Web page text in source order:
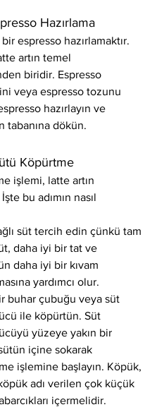
Hazırlama
espresso hazırlamaktır.
artın temel
biridir. Espresso
veya espresso tozunu
hazırlayın ve
tabanına dökün.
Köpürtme
işlemi, latte artın
bu adımın nasıl
süt tercih edin çünkü tam
daha iyi bir tat ve
daha iyi bir kıvam
yardımcı olur.
buhar çubuğu veya süt
ile köpürtün. Süt
yüzeye yakın bir
içine sokarak
işlemine başlayın. Köpük,
adı verilen çok küçük
içermelidir.